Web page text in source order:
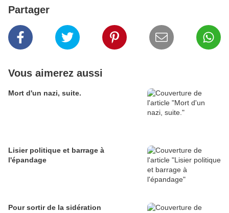
Partager
Vous aimerez aussi
Mort d'un nazi, suite.
Lisier politique et barrage à
l'épandage
Pour sortir de la sidération